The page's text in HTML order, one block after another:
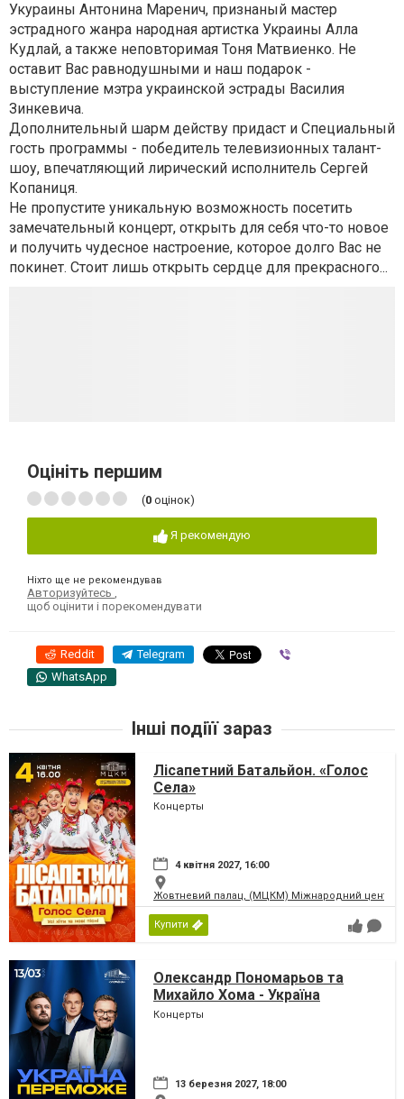
Укураины Антонина Маренич, признаный мастер
эстрадного жанра народная артистка Украины Алла
Кудлай, а также неповторимая Тоня Матвиенко. Не
оставит Вас равнодушными и наш подарок -
выступление мэтра украинской эстрады Василия
Зинкевича.
Дополнительный шарм действу придаст и Специальный
гость программы - победитель телевизионных талант-
шоу, впечатляющий лирический исполнитель Сергей
Копаниця.
Не пропустите уникальную возможность посетить
замечательный концерт, открыть для себя что-то новое
и получить чудесное настроение, которое долго Вас не
покинет. Стоит лишь открыть сердце для прекрасного...
Оцініть першим
(0 оцінок)
Я рекомендую
Ніхто ще не рекомендував
Авторизуйтесь
щоб оцінити і порекомендувати
Reddit Telegram
WhatsApp
Інші подіїї зараз
Лісапетний Батальйон. «Голос
Села»
Концерты
4 квітня 2027, 16:00
Жовтневий палац, (МЦКМ) Міжнародний центр
Купити
Олександр Пономарьов та
Михайло Хома - Україна
Переможе!
Концерты
13 березня 2027, 18:00